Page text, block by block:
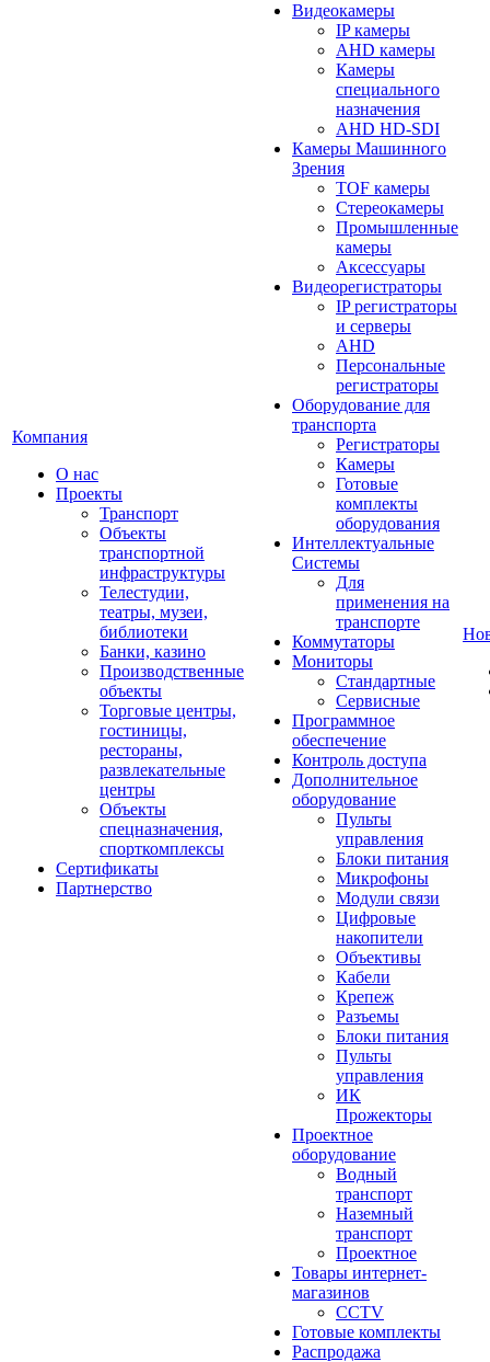
Компания
О нас
Проекты
Транспорт
Объекты
транспортной
инфраструктуры
Телестудии,
театры, музеи,
библиотеки
Банки, казино
Производственные
объекты
Торговые центры,
гостиницы,
рестораны,
развлекательные
центры
Объекты
спецназначения,
спорткомплексы
Сертификаты
Партнерство
Видеокамеры
IP камеры
AHD камеры
Камеры
специального
назначения
AHD HD-SDI
Камеры Машинного
Зрения
TOF камеры
Стереокамеры
Промышленные
камеры
Аксессуары
Видеорегистраторы
IP регистраторы
и серверы
AHD
Персональные
регистраторы
Оборудование для
транспорта
Регистраторы
Камеры
Готовые
комплекты
оборудования
Интеллектуальные
Системы
Для
применения на
транспорте
Коммутаторы
Мониторы
Стандартные
Сервисные
Программное
обеспечение
Контроль доступа
Дополнительное
оборудование
Пульты
управления
Блоки питания
Микрофоны
Модули связи
Цифровые
накопители
Объективы
Кабели
Крепеж
Разъемы
Блоки питания
Пульты
управления
ИК
Прожекторы
Проектное
оборудование
Водный
транспорт
Наземный
транспорт
Проектное
Товары интернет-
магазинов
CCTV
Готовые комплекты
Распродажа